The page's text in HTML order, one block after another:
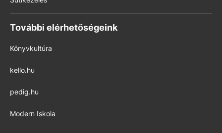
További elérhetőségeink
Könyvkultúra
kello.hu
pedig.hu
Modern Iskola